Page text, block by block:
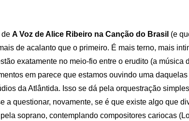
de A Voz de Alice Ribeiro na Canção do Brasil (e
de acalanto que o primeiro. É mais terno, mais
exatamente no meio-fio entre o erudito (a música
em parece que estamos ouvindo uma
da Atlântida. Isso se dá pela orquestração
a questionar, novamente, se é que existe algo que
soprano, contemplando compositores cariocas